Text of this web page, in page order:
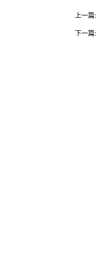
上一篇:
下一篇: